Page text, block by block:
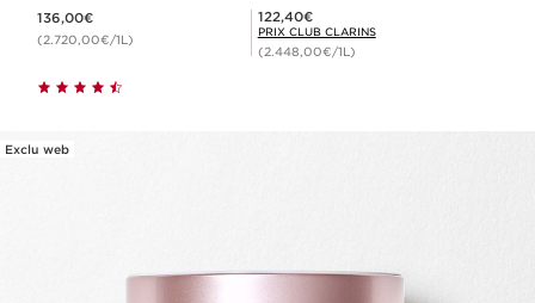
136,00€
(2.720,00€/1L)
Prix Club Clarins 122,40€
122,40€
PRIX CLUB CLARINS
(2.448,00€/1L)
Exclu web